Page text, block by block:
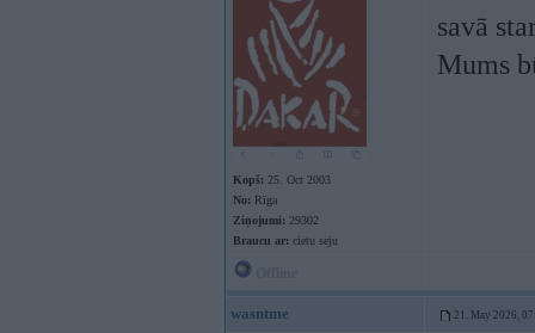
Kopš: 25. Oct 2003
No: Rīga
Ziņojumi: 29302
Braucu ar: cietu seju
savā
Mums
wasntme 21. May 2026,